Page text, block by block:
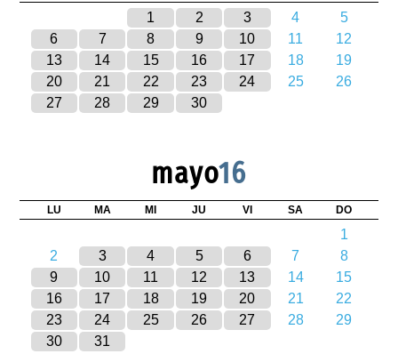
1 2 3 4
5
6
7 8 9 10 11
12
13
14 15 16 17 18
19
20
21 22 23 24 25
26
27
28 29 30
mayo16
LU MA MI JU VI SA DO
1
2
3 4 5 6 7
8
9
10 11 12 13 14
15
16
17 18 19 20 21
22
23
24 25 26 27 28
29
30
31